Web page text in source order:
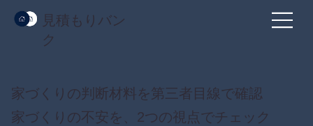
見積もりバン
ク
家づくりの判断材料を第三者目線で確認
家づくりの不安を、2つの視点でチェック